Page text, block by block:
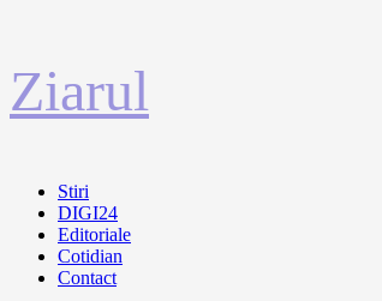
la
conținut
Ziarul
Primary
Menu
Stiri
DIGI24
Editoriale
Cotidian
Contact